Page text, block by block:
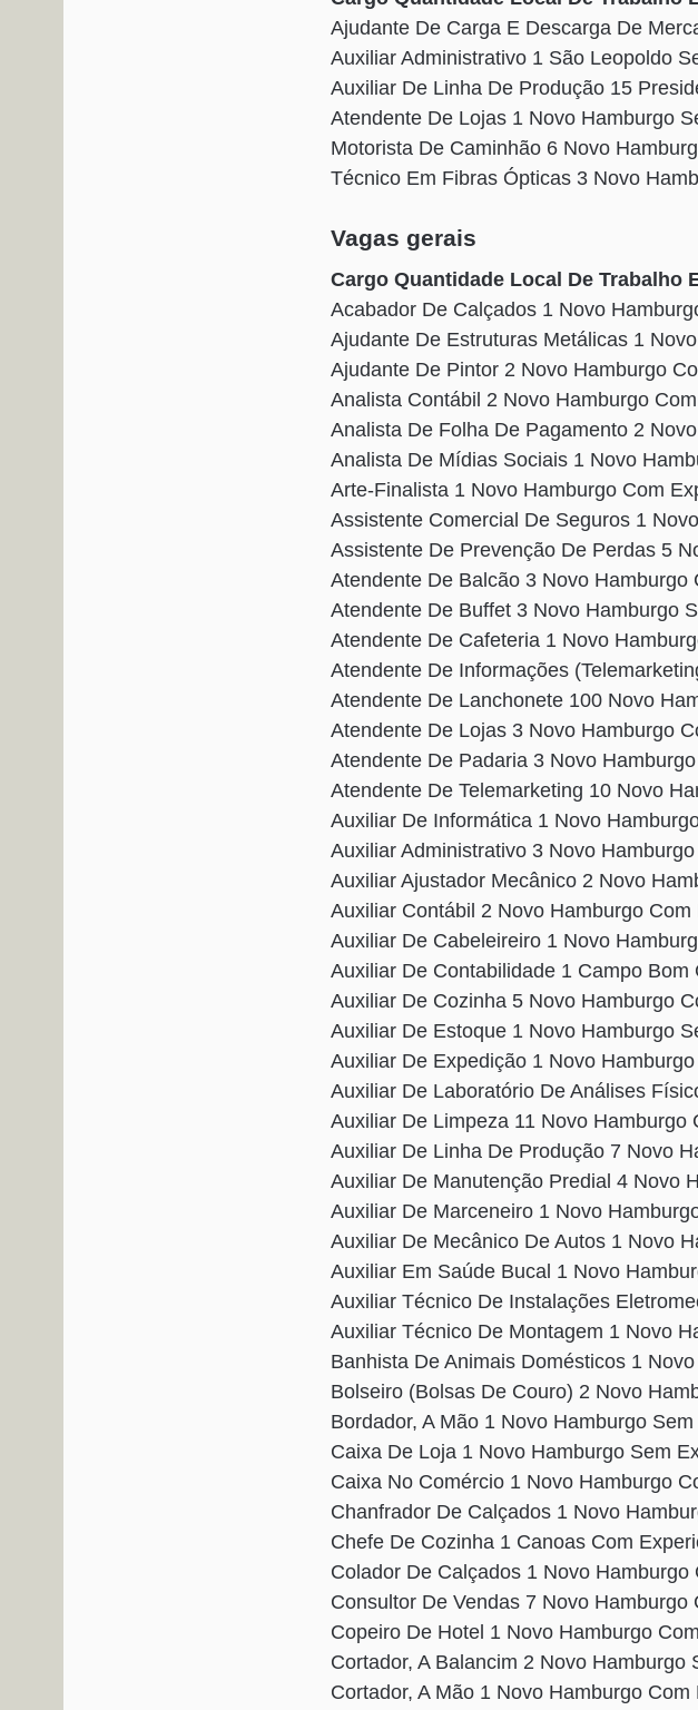
Ajudante De Carga E Descarga De
Auxiliar Administrativo 1 São Leopoldo
Auxiliar De Linha De Produção 15
Atendente De Lojas 1 Novo Hamburgo
Motorista De Caminhão 6 Novo
Técnico Em Fibras Ópticas 3 Novo
Vagas gerais
Cargo Quantidade Local De Trabalho
Acabador De Calçados 1 Novo
Ajudante De Estruturas Metálicas 1
Ajudante De Pintor 2 Novo Hamburgo
Analista Contábil 2 Novo Hamburgo
Analista De Folha De Pagamento 2
Analista De Mídias Sociais 1 Novo
Arte-Finalista 1 Novo Hamburgo Com
Assistente Comercial De Seguros 1
Assistente De Prevenção De Perdas 5
Atendente De Balcão 3 Novo Hamburgo
Atendente De Buffet 3 Novo Hamburgo
Atendente De Cafeteria 1 Novo
Atendente De Informações
Atendente De Lanchonete 100 Novo
Atendente De Lojas 3 Novo Hamburgo
Atendente De Padaria 3 Novo
Atendente De Telemarketing 10 Novo
Auxiliar De Informática 1 Novo
Auxiliar Administrativo 3 Novo
Auxiliar Ajustador Mecânico 2 Novo
Auxiliar Contábil 2 Novo Hamburgo
Auxiliar De Cabeleireiro 1 Novo
Auxiliar De Contabilidade 1 Campo Bom
Auxiliar De Cozinha 5 Novo Hamburgo
Auxiliar De Estoque 1 Novo Hamburgo
Auxiliar De Expedição 1 Novo
Auxiliar De Laboratório De Análises
Auxiliar De Limpeza 11 Novo Hamburgo
Auxiliar De Linha De Produção 7 Novo
Auxiliar De Manutenção Predial 4 Novo
Auxiliar De Marceneiro 1 Novo
Auxiliar De Mecânico De Autos 1 Novo
Auxiliar Em Saúde Bucal 1 Novo
Auxiliar Técnico De Instalações
Auxiliar Técnico De Montagem 1 Novo
Banhista De Animais Domésticos 1
Bolseiro (Bolsas De Couro) 2 Novo
Bordador, A Mão 1 Novo Hamburgo
Caixa De Loja 1 Novo Hamburgo Sem
Caixa No Comércio 1 Novo Hamburgo
Chanfrador De Calçados 1 Novo
Chefe De Cozinha 1 Canoas Com
Colador De Calçados 1 Novo Hamburgo
Consultor De Vendas 7 Novo Hamburgo
Copeiro De Hotel 1 Novo Hamburgo
Cortador, A Balancim 2 Novo Hamburgo
Cortador, A Mão 1 Novo Hamburgo Com